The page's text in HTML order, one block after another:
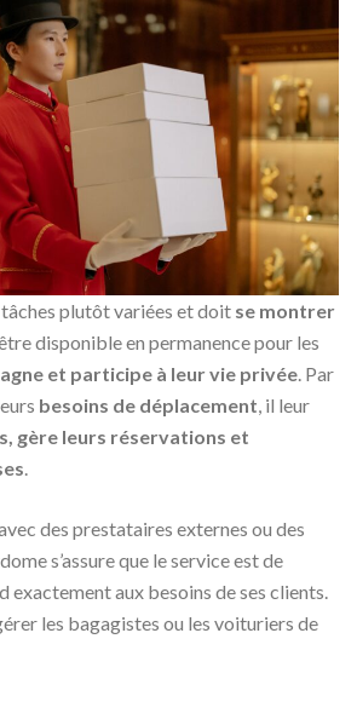
plutôt variées et doit se montrer
disponible en permanence pour les
et participe à leur vie privée. Par
besoins de déplacement, il leur
gère leurs réservations et
.
des prestataires externes ou des
s’assure que le service est de
exactement aux besoins de ses clients.
les bagagistes ou les voituriers de